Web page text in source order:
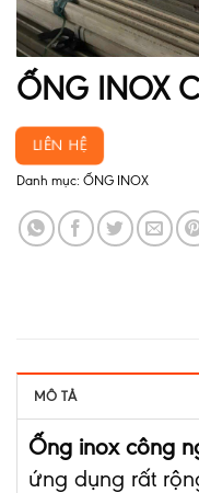
ỐNG INOX
LIÊN HỆ
Danh mục: ỐNG INOX
MÔ TẢ
Ống inox công
ứng dụng rất